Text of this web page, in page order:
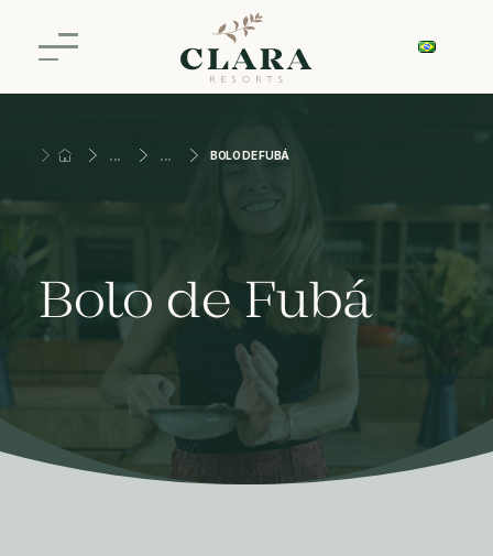
BOLO DE FUBÁ
Bolo de Fubá